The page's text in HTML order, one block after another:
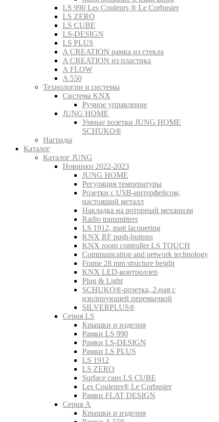
LS 990 Les Couleurs ® Le Corbusier
LS ZERO
LS CUBE
LS-DESIGN
LS PLUS
A CREATION рамка из стекла
A CREATION из пластика
A FLOW
A 550
Технологии и системы
Система KNX
Ручное управление
JUNG HOME
Умные розетки JUNG HOME
SCHUKO®
Награды
Каталог
Каталог JUNG
Новинки 2022-2023
JUNG HOME
Регуляция температуры
Розетки с USB-интерфейсом,
настоящий металл
Накладка на роторный механизм
Radio transmitters
LS 1912, matt lacquering
KNX RF push-buttons
KNX room controller LS TOUCH
Communication and network technology
Frame 28 mm structure height
KNX LED-контроллер
Plug & Light
SCHUKO®-розетка, 2-ная с
изолирующей перемычкой
SILVERPLUS®
Серия LS
Крышки и изделия
Рамки LS 990
Рамки LS-DESIGN
Рамки LS PLUS
LS 1912
LS ZERO
Surface caps LS CUBE
Les Couleurs® Le Corbusier
Рамки FLAT DESIGN
Серия A
Крышки и изделия